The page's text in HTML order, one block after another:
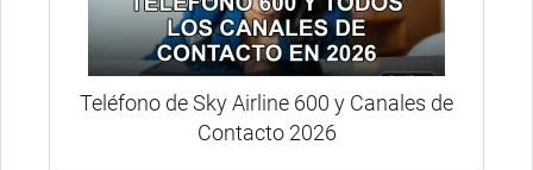
Teléfono de Sky Airline 600 y Canales de
Contacto 2026